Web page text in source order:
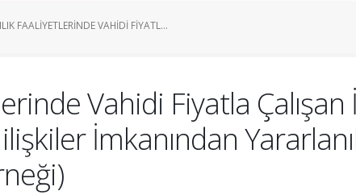
FAALIYETLERINDE VAHIDI FIYATL...
Vahidi Fiyatla Çalışan
İmkanından